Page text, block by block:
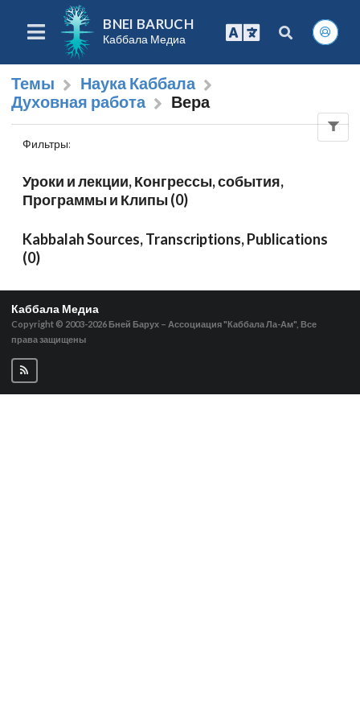
BNEI BARUCH
Каббала Медиа
Темы
Наука Каббала
Духовная работа
Вера
Фильтры:
Уроки и лекции, Конгрессы, события,
Программы и Клипы (0)
Kabbalah Sources, Transcriptions, Publications
(0)
Каббала Медиа
Copyright © 2003-2026 Бней Барух – Ассоциация "Каббала Ла-Ам", Все
права защищены